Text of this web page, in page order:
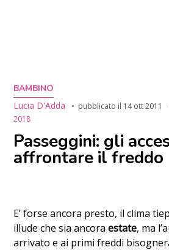
BAMBINO
Lucia D'Adda
pubblicato il 14 ott 2011
2018
Passeggini: gli
affrontare il freddo
E’ forse ancora presto, il clima
illude che sia ancoraestate, ma
arrivato e ai primi freddi